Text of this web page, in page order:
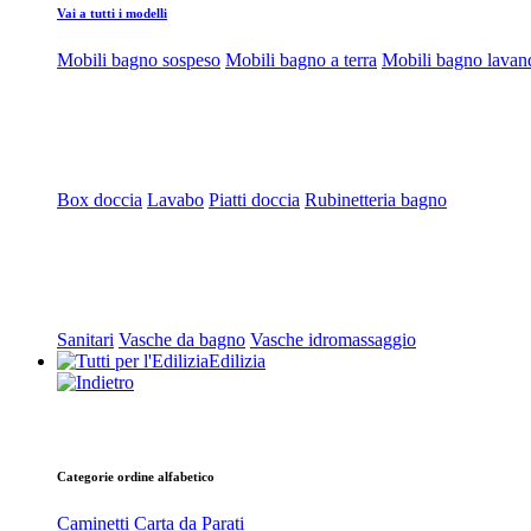
Vai a tutti i modelli
Mobili bagno sospeso Mobili bagno a terra Mobili bagno
Box doccia Lavabo Piatti doccia Rubinetteria bagno
Sanitari Vasche da bagno Vasche idromassaggio
Edilizia
Categorie ordine alfabetico
Caminetti Carta da Parati